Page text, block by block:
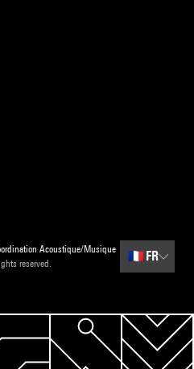
Acoustique/Musique
reserved.
🇫🇷 FR